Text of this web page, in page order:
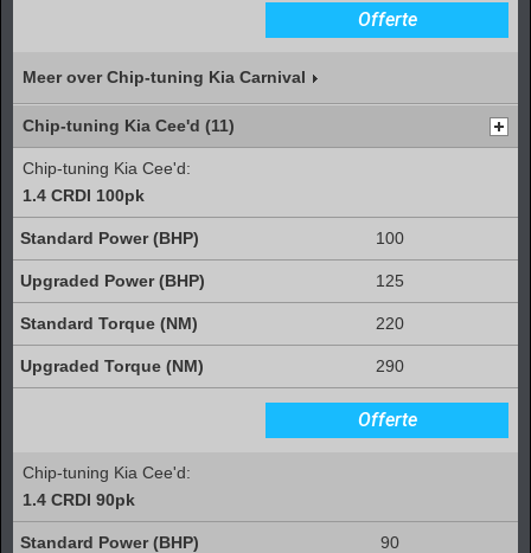
Offerte
Meer over Chip-tuning Kia Carnival
Chip-tuning Kia Cee'd (11)
Chip-tuning Kia Cee'd:
1.4 CRDI 100pk
100
125
220
290
Offerte
Chip-tuning Kia Cee'd:
1.4 CRDI 90pk
90